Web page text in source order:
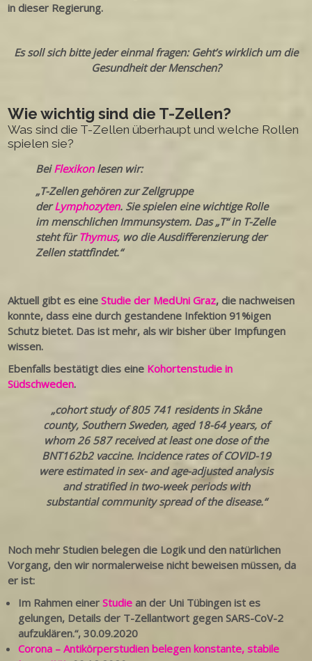
in dieser Regierung.
Es soll sich bitte jeder einmal fragen: Geht’s wirklich um die
Gesundheit der Menschen?
Wie wichtig sind die T-Zellen?
Was sind die T-Zellen überhaupt und welche Rollen
spielen sie?
BeiFlexikonlesen wir:
„T-Zellen gehören zur Zellgruppe
derLymphozyten. Sie spielen eine wichtige Rolle
im menschlichen Immunsystem. Das „T“ in T-Zelle
steht fürThymus, wo die Ausdifferenzierung der
Zellen stattfindet.“
Aktuell gibt es eineStudie der MedUni Graz, die nachweisen
konnte, dass eine durch gestandene Infektion 91%igen
Schutz bietet. Das ist mehr, als wir bisher über Impfungen
wissen.
Ebenfalls bestätigt dies eine Kohortenstudie in
Südschweden.
„cohort study of 805 741 residents in Skåne
county, Southern Sweden, aged 18-64 years, of
whom 26 587 received at least one dose of the
BNT162b2 vaccine. Incidence rates of COVID-19
were estimated in sex- and age-adjusted analysis
and stratified in two-week periods with
substantial community spread of the disease.“
Noch mehr Studien belegen die Logik und den natürlichen
Vorgang, den wir normalerweise nicht beweisen müssen, da
er ist:
Im Rahmen einerStudie an der Uni Tübingen ist es
gelungen, Details der T-Zellantwort gegen SARS-CoV-2
aufzuklären.“, 30.09.2020
Corona – Antikörperstudien belegen konstante, stabile